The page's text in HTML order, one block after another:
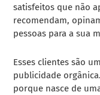
satisfeitos que não
recomendam,
pessoas para a sua
Esses clientes são
publicidade
porque nasce de